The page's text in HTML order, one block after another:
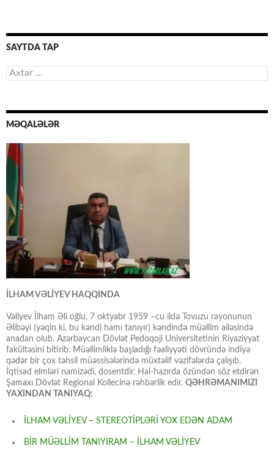
SAYTDA TAP
Axtarış:
MƏQALƏLƏR
İLHAM VƏLİYEV HAQQINDA
Vəliyev İlham Əli oğlu, 7 oktyabr 1959 –cu ildə Tovuzu rayonunun
Əlibəyi (yəqin ki, bu kəndi hamı tanıyır) kəndində müəllim ailəsində
anadan olub. Azərbaycan Dövlət Pedoqoji Universitetinin Riyaziyyat
fakültəsini bitirib. Müəllimliklə başladığı fəaliyyəti dövründə indiyə
qədər bir çox təhsil müəssisələrində müxtəlif vəzifələrdə çalışıb.
İqtisad elmləri namizədi, dosentdir. Hal-hazırda özündən söz etdirən
Şamaxı Dövlət Regional Kollecinə rəhbərlik edir. QƏHRƏMANIMIZI
YAXINDAN TANIYAQ:
İLHAM VƏLİYEV – STEREOTİPLƏRİ YOX EDƏN ADAM
BİR MÜƏLLİM TANIYIRAM – İLHAM VƏLİYEV